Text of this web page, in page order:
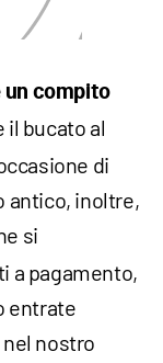
un compito
il bucato al
di
antico, inoltre,
si
a pagamento,
entrate
nostro